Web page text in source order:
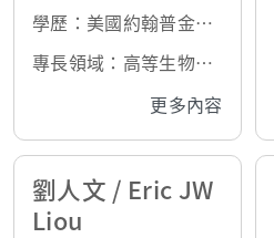
學歷：美國約翰普金斯
大學博士
專長領域：高等生物統
更多內容
劉人文 / Eric JW
Liou